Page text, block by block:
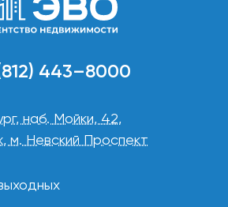
443–8000
наб. Мойки, 42,
м. Невский Проспект